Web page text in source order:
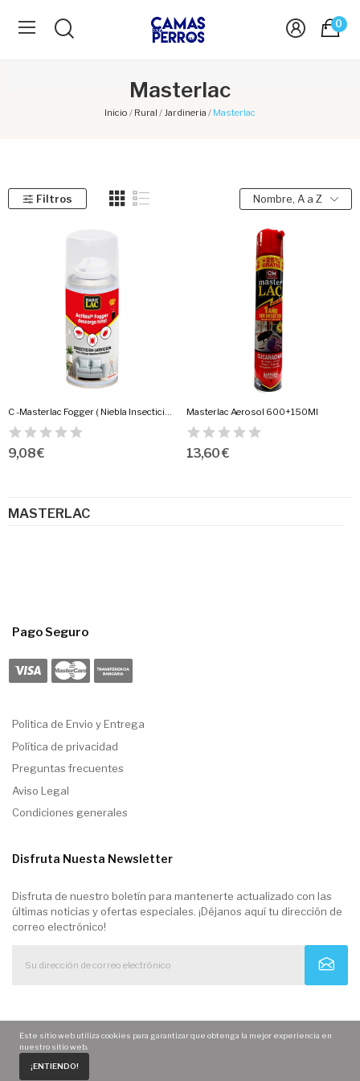
Home
0
Masterlac
Inicio Rural Jardineria Masterlac
MASTERLAC
Filtros Nombre, A a Z
C -Masterlac Fogger ( Niebla Insecticida 150 Ml)
9,08 €
Masterlac Aerosol 600+150Ml
13,60 €
Pago Seguro
Politica de Envio y Entrega
Política de privacidad
Preguntas frecuentes
Aviso Legal
Condiciones generales
Disfruta Nuesta Newsletter
Disfruta de nuestro boletín para mantenerte actualizado con las
últimas noticias y ofertas especiales. ¡Déjanos aquí tu dirección de
correo electrónico!
Este sitio web utiliza cookies para garantizar que obtenga la mejor experiencia en
nuestro sitio web.
¡ENTIENDO!